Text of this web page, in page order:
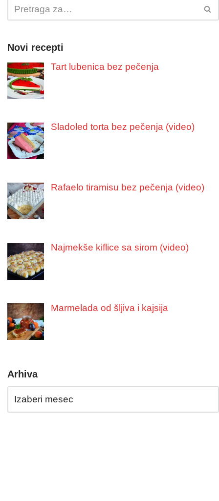
Novi recepti
Tart lubenica bez pečenja
Sladoled torta bez pečenja (video)
Rafaelo tiramisu bez pečenja (video)
Najmekše kiflice sa sirom (video)
Marmelada od šljiva i kajsija
Arhiva